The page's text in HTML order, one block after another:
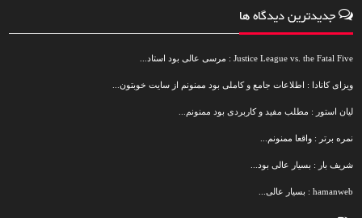
جدیدترین دیدگاه ها
Justice League vs. the Fatal Five : مرسی عالی بود استاد...
ویزای کانادا : اطلاعات جامع و کاملی بود ممنونم از سایت خوبتون...
لیان استور : مطلب مفید و کاربردی بود ممنونم...
نمره برتر : واقعا ممنونم...
شریف بار : بسیار عالی بود...
hamanweb : بسیار عالی...